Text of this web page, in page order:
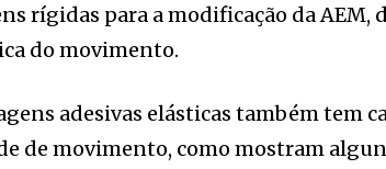
rígidas para a modificação da AEM,
do movimento.
adesivas elásticas também tem
de movimento, como mostram